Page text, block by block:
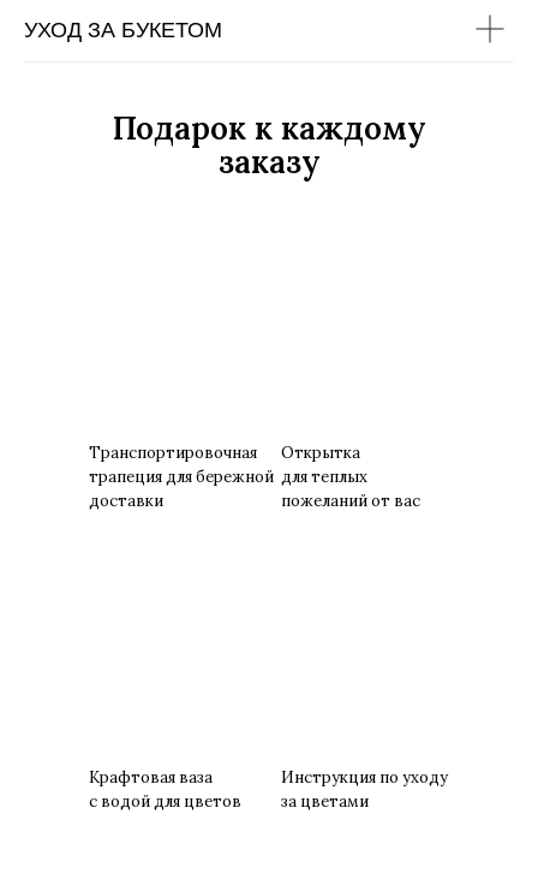
УХОД ЗА БУКЕТОМ
Транспортировочная
трапеция для бережной
доставки
Открытка
для теплых
пожеланий от вас
Крафтовая ваза
с водой для цветов
Инструкция по уходу
за цветами
Подарок к каждому
заказу